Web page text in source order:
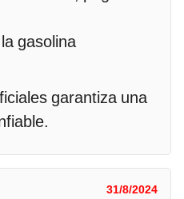
gasolina
garantiza una
31/8/2024